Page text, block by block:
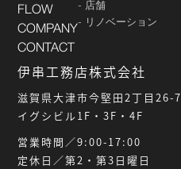
FLOW
COMPANY
CONTACT
店舗
リノベーション
伊串工務店株式会社
滋賀県大津市今堅田2丁目26-7
イグシビル1F・3F・4F
営業時間／9:00-17:00
定休日／第2・第3日曜日